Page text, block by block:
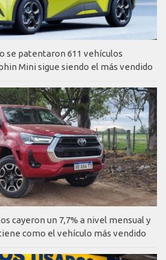
se patentaron 611 vehículos
Mini sigue siendo el más vendido
cayeron un 7,7% a nivel mensual y
como el vehículo más vendido